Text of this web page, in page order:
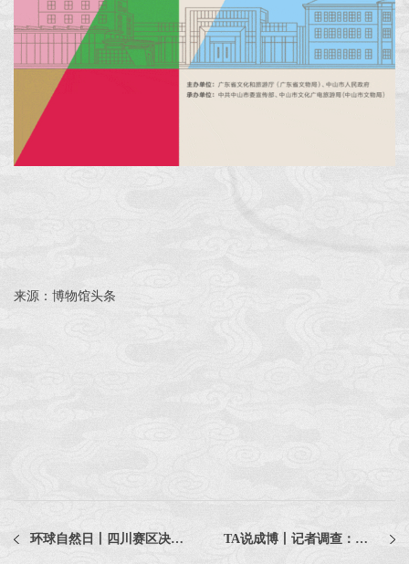
来源：博物馆头条
环球自然日丨四川赛区决赛晋级、参赛确认和决赛第一场安排 TA说成博丨记者调查：国潮，相当潮！国潮，相当潮！